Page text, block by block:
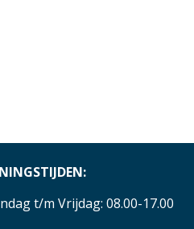
t/m Vrijdag: 08.00-17.00